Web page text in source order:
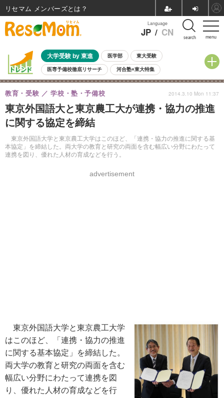
menu
Language
JP / CN search
大学受験 by 東進 医学部 東大受験
医専予備校徹底リサーチ 河合塾×東大特集
親子で考える大学選び 高校受験 中学受験 小学校受験
共通テスト 夏休み 8月開催学校説明会・相談会
8月開催イベント・WS 全国公立高校 過去問 人気記事
自由研究教材（小学生向け） 自由研究教材（中学生向け）
東京外国語大と東京農工大が連携・協力の推進
に関する協定を締結
東京外国語大学と東京農工大学はこのほど、「連携・協力の推進に関する基
本協定」を締結した。両大学の教育と研究の両面を含む幅広い分野にわたって
連携を図り、優れた人材の育成などを行う。
教育・受験 学校・塾・予備校
advertisement
2014.3.10 Mon 11:37
東京外国語大学と東京農工大学
はこのほど、「連携・協力の推進
に関する基本協定」を締結した。
両大学の教育と研究の両面を含む
幅広い分野にわたって連携を図
り、優れた人材の育成などを行
リセマム メンバーズ